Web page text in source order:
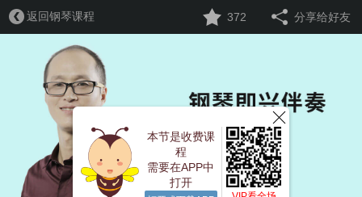
返回钢琴课程 372 分享给好友
本节是收费课
程
需要在APP中
打开